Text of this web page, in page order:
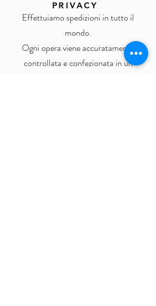
PRIVACY
Effettuiamo spedizioni in tutto il
mondo.
Ogni opera viene accuratamente
controllata e confezionata in un